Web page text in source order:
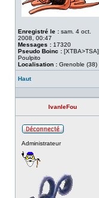
Enregistré le : sam. 4 oct.
2008, 00:47
Messages : 17320
Pseudo Boinc : [XTBA>TSA]
Poulpito
Localisation : Grenoble (38)
Haut
IvanleFou
Administrateur